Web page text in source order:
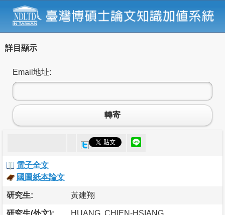
詳目顯示
Email地址:
轉寄
電子全文
國圖紙本論文
研究生: 黃建翔
研究生(外文): HUANG, CHIEN-HSIANG